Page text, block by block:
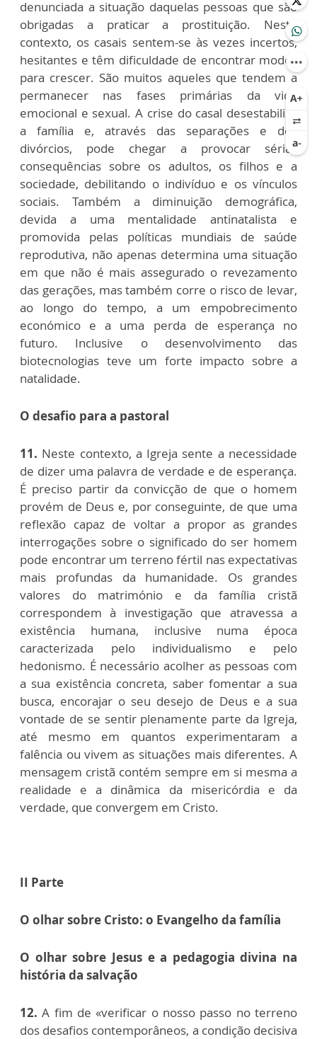
denunciada a situação daquelas pessoas que são
obrigadas a praticar a prostituição. Neste
contexto, os casais sentem-se às vezes incertos,
hesitantes e têm dificuldade de encontrar modos
para crescer. São muitos aqueles que tendem a
permanecer nas fases primárias da vida
emocional e sexual. A crise do casal desestabiliza
a família e, através das separações e dos
divórcios, pode chegar a provocar sérias
consequências sobre os adultos, os filhos e a
sociedade, debilitando o indivíduo e os vínculos
sociais. Também a diminuição demográfica,
devida a uma mentalidade antinatalista e
promovida pelas políticas mundiais de saúde
reprodutiva, não apenas determina uma situação
em que não é mais assegurado o revezamento
das gerações, mas também corre o risco de levar,
ao longo do tempo, a um empobrecimento
económico e a uma perda de esperança no
futuro. Inclusive o desenvolvimento das
biotecnologias teve um forte impacto sobre a
natalidade.
O desafio para a pastoral
11. Neste contexto, a Igreja sente a necessidade
de dizer uma palavra de verdade e de esperança.
É preciso partir da convicção de que o homem
provém de Deus e, por conseguinte, de que uma
reflexão capaz de voltar a propor as grandes
interrogações sobre o significado do ser homem
pode encontrar um terreno fértil nas expectativas
mais profundas da humanidade. Os grandes
valores do matrimónio e da família cristã
correspondem à investigação que atravessa a
existência humana, inclusive numa época
caracterizada pelo individualismo e pelo
hedonismo. É necessário acolher as pessoas com
a sua existência concreta, saber fomentar a sua
busca, encorajar o seu desejo de Deus e a sua
vontade de se sentir plenamente parte da Igreja,
até mesmo em quantos experimentaram a
falência ou vivem as situações mais diferentes. A
mensagem cristã contém sempre em si mesma a
realidade e a dinâmica da misericórdia e da
verdade, que convergem em Cristo.
II Parte
O olhar sobre Cristo: o Evangelho da família
O olhar sobre Jesus e a pedagogia divina na
história da salvação
12. A fim de «verificar o nosso passo no terreno
dos desafios contemporâneos, a condição decisiva